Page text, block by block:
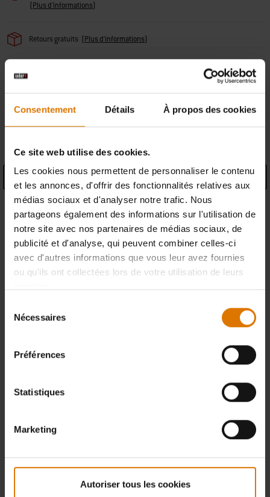
Consentement Détails À propos des cookies
Ce site web utilise des cookies.
Les cookies nous permettent de personnaliser le contenu
et les annonces, d'offrir des fonctionnalités relatives aux
médias sociaux et d'analyser notre trafic. Nous
partageons également des informations sur l'utilisation de
notre site avec nos partenaires de médias sociaux, de
publicité et d'analyse, qui peuvent combiner celles-ci
avec d'autres informations que vous leur avez fournies
ou qu'ils ont collectées lors de votre utilisation de leurs
Nécessaires
Préférences
Statistiques
Marketing
Autoriser tous les cookies
(Plus d'informations)
Retours gratuits (Plus d'informations)
Trouver un revendeur
CARACTÉRISTIQUES
Caractéristiques produit
Informations du fabricant
PIÈCES DE RECHANGE
Besoin d’une nouvelle pièce pour votre barbecue ? Recherchez toutes
avec votre barbecue Weber.
Nous Contacter